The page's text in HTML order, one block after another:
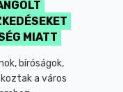
MIATT
bíróságok,
a város